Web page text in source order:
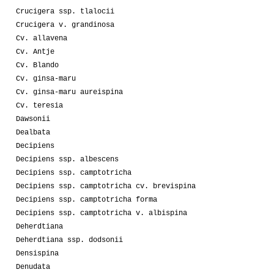
Crucigera ssp. tlalocii
Crucigera v. grandinosa
Cv. allavena
Cv. Antje
Cv. Blando
Cv. ginsa-maru
Cv. ginsa-maru aureispina
Cv. teresia
Dawsonii
Dealbata
Decipiens
Decipiens ssp. albescens
Decipiens ssp. camptotricha
Decipiens ssp. camptotricha cv. brevispina
Decipiens ssp. camptotricha forma
Decipiens ssp. camptotricha v. albispina
Deherdtiana
Deherdtiana ssp. dodsonii
Densispina
Denudata